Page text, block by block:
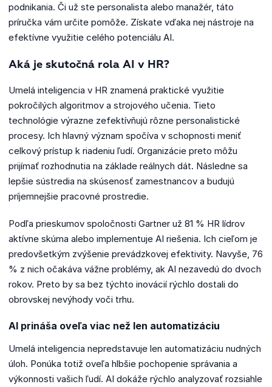
podnikania. Či už ste personalista alebo manažér, táto
príručka vám určite pomôže. Získate vďaka nej nástroje na
efektívne využitie celého potenciálu AI.
Aká je skutočná rola AI v HR?
Umelá inteligencia v HR znamená praktické využitie
pokročilých algoritmov a strojového učenia. Tieto
technológie výrazne zefektívňujú rôzne personalistické
procesy. Ich hlavný význam spočíva v schopnosti meniť
celkový prístup k riadeniu ľudí. Organizácie preto môžu
prijímať rozhodnutia na základe reálnych dát. Následne sa
lepšie sústredia na skúsenosť zamestnancov a budujú
príjemnejšie pracovné prostredie.
Podľa prieskumov spoločnosti Gartner už 81 % HR lídrov
aktívne skúma alebo implementuje AI riešenia. Ich cieľom je
predovšetkým zvýšenie prevádzkovej efektivity. Navyše, 76
% z nich očakáva vážne problémy, ak AI nezavedú do dvoch
rokov. Preto by sa bez týchto inovácií rýchlo dostali do
obrovskej nevýhody voči trhu.
AI prináša oveľa viac než len automatizáciu
Umelá inteligencia nepredstavuje len automatizáciu nudných
úloh. Ponúka totiž oveľa hlbšie pochopenie správania a
výkonnosti vašich ľudí. AI dokáže rýchlo analyzovať rozsiahle